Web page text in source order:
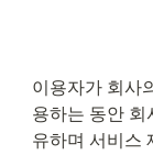
이용자가 회사
용하는 동안 회
유하며 서비스